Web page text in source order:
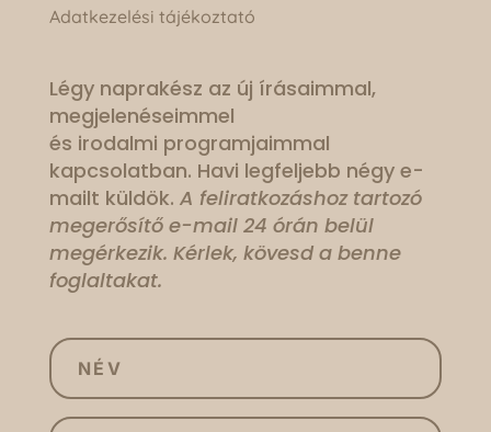
Adatkezelési tájékoztató
Légy naprakész az új írásaimmal,
megjelenéseimmel
és irodalmi programjaimmal
kapcsolatban. Havi legfeljebb négy e-
mailt küldök. A feliratkozáshoz tartozó
megerősítő e-mail 24 órán belül
megérkezik. Kérlek, kövesd a benne
foglaltakat.